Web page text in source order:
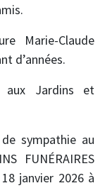
Marie-Claude
d’années.
aux Jardins et
sympathie au
FUNÉRAIRES
18 janvier 2026 à